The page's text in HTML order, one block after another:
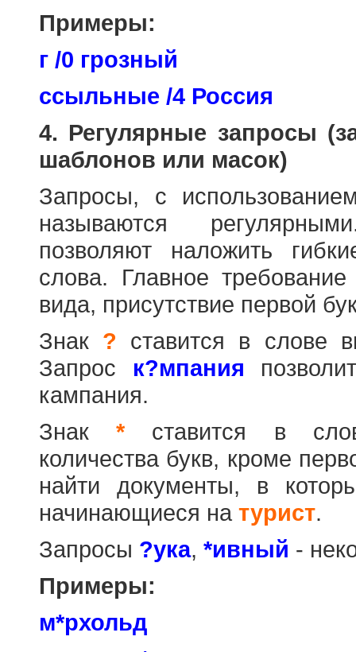
Примеры:
г /0 грозный
ссыльные /4 Россия
4. Регулярные запросы
шаблонов или масок)
Запросы, с
называются
позволяют наложить
слова. Главное
вида, присутствие первой
Знак ? ставится в слове
Запрос к?мпания
кампания.
Знак* ставится в
количества букв, кроме
найти документы, в
начинающиеся на турист.
Запросы ?ука, *ивный -
Примеры:
м*рхольд